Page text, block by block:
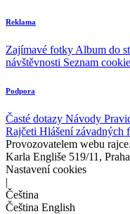
Reklama
Zajímavé fotky Album do
návštěvnosti Seznam
Podpora
Časté dotazy Návody
Rajčeti Hlášení závadných
Provozovatelem webu
Karla Engliše 519/11,
Nastavení cookies
|
Čeština
Čeština English